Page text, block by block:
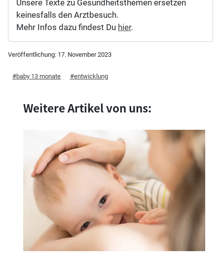
Unsere Texte zu Gesundheitsthemen ersetzen
keinesfalls den Arztbesuch.
Mehr Infos dazu findest Du hier.
Veröffentlichung: 17. November 2023
baby 13 monate entwicklung
Weitere Artikel von uns: